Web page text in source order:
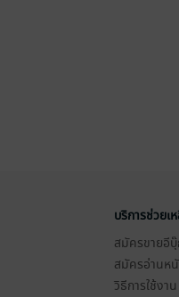
บริการช่วยเ
สมัครขายอี
สมัครอ่านห
วิธีการใช้งาน